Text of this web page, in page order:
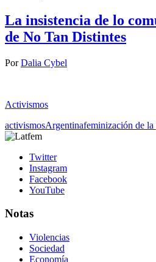
La insistencia de lo
de No Tan Distintes
PorDalia Cybel
Activismos
activismosArgentinafeminización de la
Twitter
Instagram
Facebook
YouTube
Notas
Violencias
Sociedad
Economía